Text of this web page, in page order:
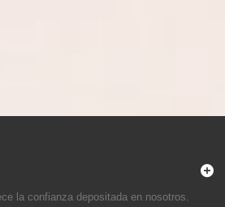
la confianza depositada en nosotros.